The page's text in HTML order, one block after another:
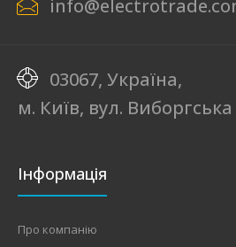
03067, Україна,
м. Київ, вул.
Інформація
Про компанію